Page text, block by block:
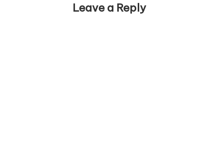
Leave a Reply